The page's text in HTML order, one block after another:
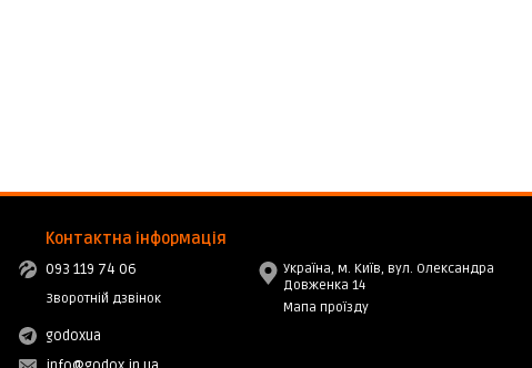
Контактна інформація
093 119 74 06
Зворотній дзвінок
godoxua
Україна, м. Київ, вул. Олександра
Довженка 14
Мапа проїзду